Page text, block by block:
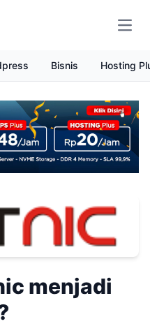
Bisnis Hosting
menjadi